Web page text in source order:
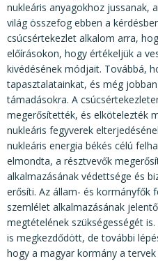
nukleáris anyagokhoz jussanak,
világ összefog ebben a
csúcsértekezlet alkalom arra,
előírásokon, hogy értékeljük a
kivédésének módjait. Továbbá,
tapasztalatainkat, és még
támadásokra. A
megerősítették, és elkötelezték
nukleáris fegyverek
nukleáris energia békés célú
elmondta, a résztvevők
alkalmazásának védettsége és
erősíti. Az állam- és kormányfők
szemlélet alkalmazásának
megtételének szükségességét
is megkezdődött, de további
hogy a magyar kormány a